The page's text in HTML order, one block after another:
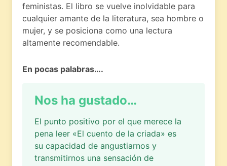
feministas. El libro se vuelve inolvidable para
cualquier amante de la literatura, sea hombre o
mujer, y se posiciona como una lectura
altamente recomendable.
En pocas palabras….
Nos ha gustado…
El punto positivo por el que merece la
pena leer «El cuento de la criada» es
su capacidad de angustiarnos y
transmitirnos una sensación de